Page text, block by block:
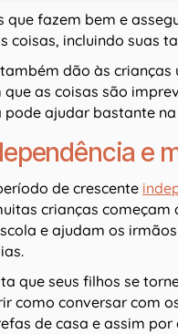
que fazem bem e
coisas, incluindo suas
dão às
as coisas são
ajudar bastante
e
de crescente
crianças
e ajudam os
que seus filhos se
como conversar com
de casa e assim por